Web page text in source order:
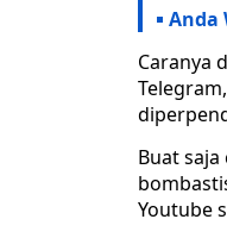
Anda
Caranya
Buat
Youtube